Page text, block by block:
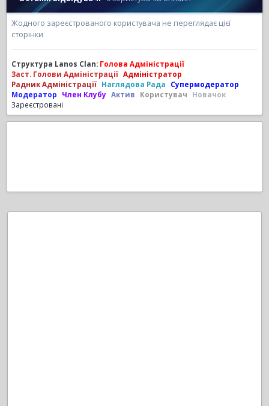
Жодного зареєстрованого користувача не переглядає цієї
сторінки
Структура Lanos Clan: Голова Адміністрації
Заст. Голови Адміністрації Адміністратор
Радник Адміністрації Наглядова Рада
Супермодератор
Модератор
Член Клубу Актив Користувач
Новачок
Зареєстровані